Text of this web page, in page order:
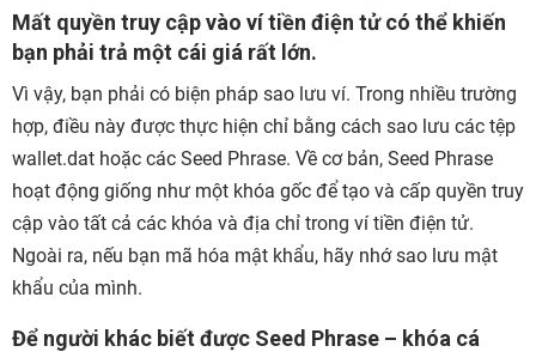
Mất quyền truy cập vào ví tiền điện tử có thể khiến
bạn phải trả một cái giá rất lớn.
Vì vậy, bạn phải có biện pháp sao lưu ví. Trong nhiều trường
hợp, điều này được thực hiện chỉ bằng cách sao lưu các tệp
wallet.dat hoặc các Seed Phrase. Về cơ bản, Seed Phrase
hoạt động giống như một khóa gốc để tạo và cấp quyền truy
cập vào tất cả các khóa và địa chỉ trong ví tiền điện tử.
Ngoài ra, nếu bạn mã hóa mật khẩu, hãy nhớ sao lưu mật
khẩu của mình.
Để người khác biết được Seed Phrase – khóa cá